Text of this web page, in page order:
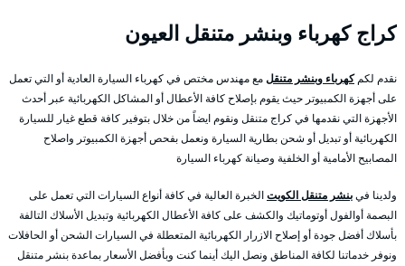
كراج كهرباء وبنشر متنقل العيون
نقدم لكمكهرباء وبنشر متنقلمع مهندس مختص في كهرباء السيارة العادية أو التي تعمل
على أجهزة الكمبيوتر حيث يقوم بإصلاح كافة الأعطال أو المشاكل الكهربائية عبر أحدث
الأجهزة التي نقدمها في كراج متنقل ونقوم ايضاً من خلال بتوفير كافة قطع غيار للسيارة
الكهربائية أو تبديل أو شحن بطارية السيارة ونعمل بفحص أجهزة الكمبيوتر واصلاح
المصابيح الأمامية أو الخلفية وصيانة كهرباء السيارة
ولدينا فيبنشر متنقل الكويتالخبرة العالية في كافة أنواع السيارات التي تعمل على
البصمة أوالفول أوتوماتيك والكشف على كافة الأعطال الكهربائية وتبديل الأسلاك التالفة
بأسلاك أفضل جودة أو إصلاح الازرار الكهربائية المتعطلة في السيارات الشحن أو الحافلات
ونوفر خدماتنا لكافة المناطق ونصل اليك أينما كنت وبأفضل الأسعار بماعدة بنشر متنقل